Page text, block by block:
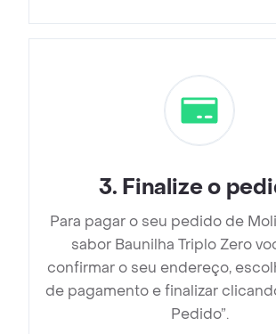
3. Finalize o
Para pagar o seu pedido de
sabor Baunilha Triplo Zero
confirmar o seu endereço,
de pagamento e finalizar
Pedido”.